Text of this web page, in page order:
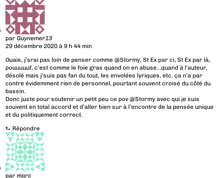
parGuynemer13
29 décembre 2020 à 9 h 44 min
Ouais, j’srai pas loin de penser comme @Stormy, St Ex par ci, St Ex par là,
pouuuuuf, c’est comme le foie gras quand on en abuse…quand à l’auteur,
désolé mais j’suis pas fan du tout, les envolées lyriques, etc. ça n’a par
contre évidemment rien de personnel, pourtant souvent croisé du côté du
bassin.
Donc juste pour soutenir un petit peu ce pov @Stormy avec qui je suis
souvent en total accord et d’aller bien sur à l’encontre de la pensée unique
et du politiquement correct.
⮑ Répondre
parmarc